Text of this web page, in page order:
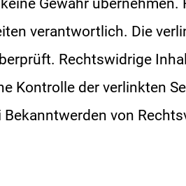
verantwortlich. Die
Rechtswidrige
Kontrolle der verlinkten
von